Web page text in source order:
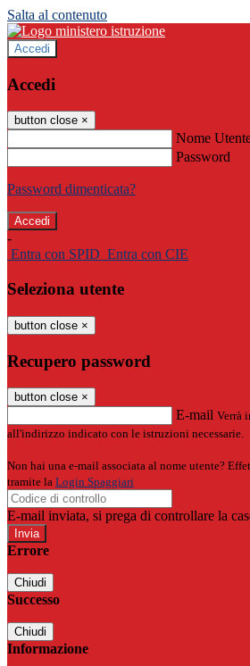
Salta al contenuto
Accedi
Accedi
button close ×
Nome
Password
Password dimenticata?
-
Entra con SPID Entra con CIE
Seleziona utente
button close ×
Recupero password
button close ×
E-mail Verrà
all'indirizzo indicato con le istruzioni necessarie.
Non hai una e-mail associata al nome utente?
tramite la Login Spaggiari
E-mail inviata, si prega di controllare la
Errore
Chiudi
Successo
Chiudi
Informazione